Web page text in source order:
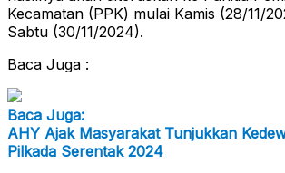
Kecamatan (PPK) mulai Kamis (28/11/
Sabtu (30/11/2024).
Baca Juga :
Baca Juga:
AHY Ajak Masyarakat Tunjukkan
Pilkada Serentak 2024